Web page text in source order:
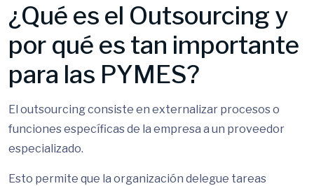
¿Qué es el Outsourcing y
por qué es tan importante
para las PYMES?
El outsourcing consiste en externalizar procesos o
funciones específicas de la empresa a un proveedor
especializado.
Esto permite que la organización delegue tareas